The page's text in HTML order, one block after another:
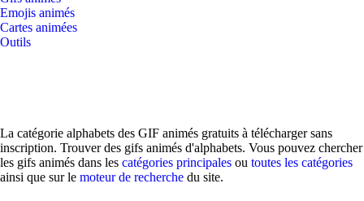
Emojis animés
Cartes animées
Outils
La catégorie alphabets des GIF animés gratuits à télécharger sans
inscription. Trouver des gifs animés d'alphabets. Vous pouvez chercher
les gifs animés dans les catégories principales ou toutes les catégories
ainsi que sur le moteur de recherche du site.